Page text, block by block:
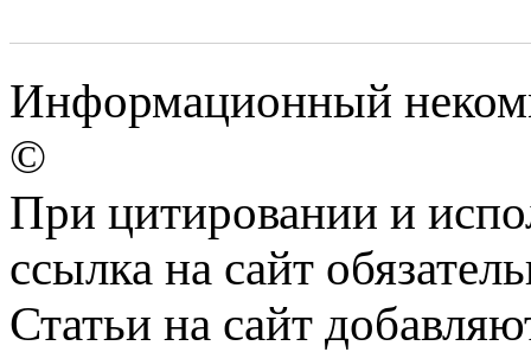
Информационный
©
При цитировании и
ссылка на сайт
Статьи на сайт